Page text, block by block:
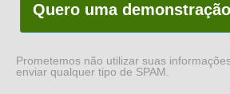
Quero uma
Prometemos não utilizar suas
enviar qualquer tipo de SPAM.